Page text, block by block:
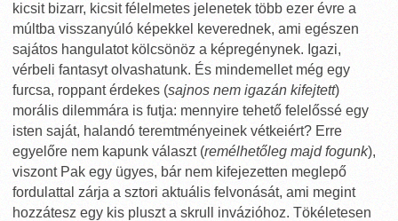
kicsit bizarr, kicsit félelmetes jelenetek több ezer évre a
múltba visszanyúló képekkel keverednek, ami egészen
sajátos hangulatot kölcsönöz a képregénynek. Igazi,
vérbeli fantasyt olvashatunk. És mindemellet még egy
furcsa, roppant érdekes (sajnos nem igazán kifejtett)
morális dilemmára is futja: mennyire tehető felelőssé egy
isten saját, halandó teremtményeinek vétkeiért? Erre
egyelőre nem kapunk választ (remélhetőleg majd fogunk),
viszont Pak egy ügyes, bár nem kifejezetten meglepő
fordulattal zárja a sztori aktuális felvonását, ami megint
hozzátesz egy kis pluszt a skrull invázióhoz. Tökéletesen